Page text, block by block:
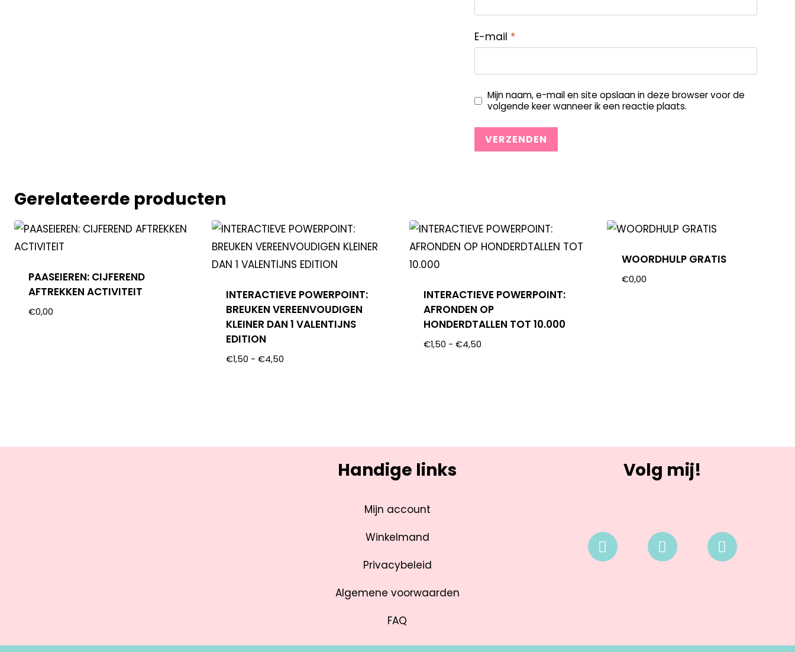
E-mail *
Mijn naam, e-mail en site opslaan in deze browser voor de
volgende keer wanneer ik een reactie plaats.
Gerelateerde producten
PAASEIEREN: CIJFEREND
AFTREKKEN ACTIVITEIT
€0,00
INTERACTIEVE POWERPOINT:
BREUKEN VEREENVOUDIGEN
KLEINER DAN 1 VALENTIJNS
EDITION
€1,50 - €4,50
INTERACTIEVE POWERPOINT:
AFRONDEN OP
HONDERDTALLEN TOT 10.000
€1,50 - €4,50
WOORDHULP GRATIS
€0,00
Handige links
Mijn account
Winkelmand
Privacybeleid
Algemene voorwaarden
FAQ
Volg mij!